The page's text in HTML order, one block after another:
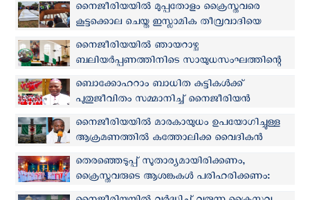
നൈജീരിയയില്‍ മുപ്പതോളം ക്രൈസ്തവരെ
കൂട്ടക്കൊല ചെയ്ത ഇസ്ലാമിക തീവ്രവാദിയെ
സൈന്യം അറസ്റ്റ് ചെയ്തു
നൈജീരിയയില്‍ ഞായറാഴ്ച
ബലിയര്‍പ്പണത്തിനിടെ സായുധസംഘത്തിന്റെ
ആക്രമണം: 2 പേരെ തട്ടിക്കൊണ്ടുപോയി
ബൊക്കോഹറാം ബാധിത കുട്ടികൾക്ക്
പുതുജീവിതം സമ്മാനിച്ച് നൈജീരിയന്‍
സഭയുടെ വിദ്യാഭ്യാസ പദ്ധതി
നൈജീരിയയിൽ മാരകായുധം ഉപയോഗിച്ചുള്ള
ആക്രമണത്തിൽ കത്തോലിക്ക വൈദികൻ
കൊല്ലപ്പെട്ടു
തെരഞ്ഞെടുപ്പ് സുതാര്യമായിരിക്കണം,
ക്രൈസ്തവരുടെ ആശങ്കകൾ പരിഹരിക്കണം:
നൈജീരിയന്‍ മെത്രാൻ സമിതി